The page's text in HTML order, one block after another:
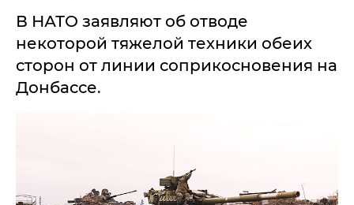
​В НАТО заявляют об отводе
некоторой тяжелой техники обеих
сторон от линии соприкосновения на
Донбассе.